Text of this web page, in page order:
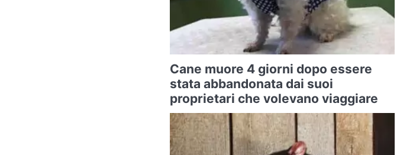
Cane muore 4 giorni dopo essere
stata abbandonata dai suoi
proprietari che volevano viaggiare